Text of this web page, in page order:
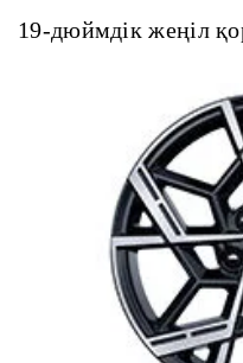
19-дюймдік жеңіл